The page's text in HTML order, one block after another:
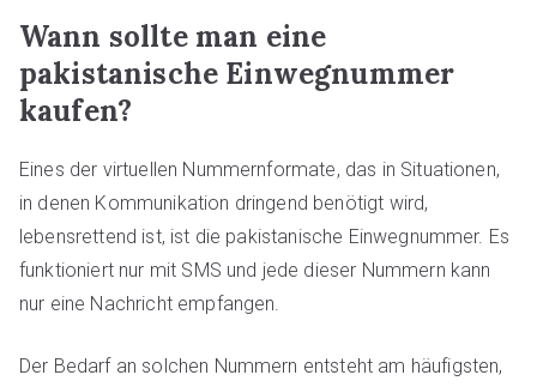
Wann sollte man eine
pakistanische Einwegnummer
kaufen?
Eines der virtuellen Nummernformate, das in Situationen,
in denen Kommunikation dringend benötigt wird,
lebensrettend ist, ist die pakistanische Einwegnummer. Es
funktioniert nur mit SMS und jede dieser Nummern kann
nur eine Nachricht empfangen.
Der Bedarf an solchen Nummern entsteht am häufigsten,